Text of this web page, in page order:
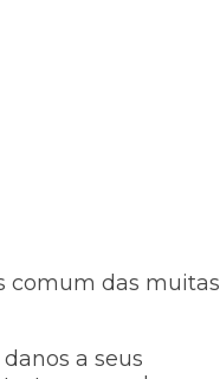
comum das muitas
a seus